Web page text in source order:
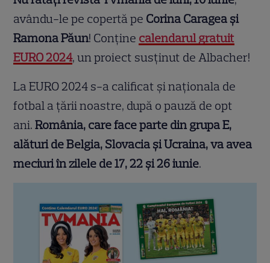
avându-le pe copertă pe Corina Caragea și
Ramona Păun! Conține calendarul gratuit
EURO 2024, un proiect susținut de Albacher!
La EURO 2024 s-a calificat și naționala de
fotbal a țării noastre, după o pauză de opt
ani.România, care face parte din grupa E,
alături de Belgia, Slovacia și Ucraina, va avea
meciuri în zilele de 17, 22 și 26 iunie.